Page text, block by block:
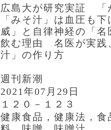
広島大が研究実証 「
「みそ汁」は血圧も
威」と自律神経の「
飲む理由 名医が実践
汁」の作り方
週刊新潮
2021年07月29日
１２０－１２３
健康食品，健康法，